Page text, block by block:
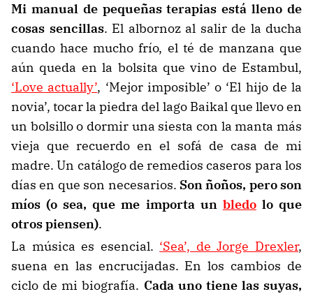
Mi manual de pequeñas terapias está lleno de
cosas sencillas. El albornoz al salir de la ducha
cuando hace mucho frío, el té de manzana que
aún queda en la bolsita que vino de Estambul,
‘Love actually’, ‘Mejor imposible’ o ‘El hijo de la
novia’, tocar la piedra del lago Baikal que llevo en
un bolsillo o dormir una siesta con la manta más
vieja que recuerdo en el sofá de casa de mi
madre. Un catálogo de remedios caseros para los
días en que son necesarios. Son ñoños, pero son
míos (o sea, que me importa un bledolo que
otros piensen).
La música es esencial. ‘Sea’, de Jorge Drexler,
suena en las encrucijadas. En los cambios de
ciclo de mi biografía. Cada uno tiene las suyas,